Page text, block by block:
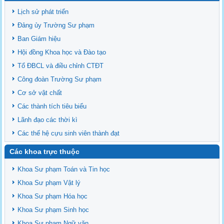
Lịch sử phát triển
Đảng ủy Trường Sư phạm
Ban Giám hiệu
Hội đồng Khoa học và Đào tạo
Tổ ĐBCL và điều chỉnh CTĐT
Công đoàn Trường Sư phạm
Cơ sở vật chất
Các thành tích tiêu biểu
Lãnh đạo các thời kì
Các thế hệ cựu sinh viên thành đạt
Các khoa trực thuộc
Khoa Sư phạm Toán và Tin học
Khoa Sư phạm Vật lý
Khoa Sư phạm Hóa học
Khoa Sư phạm Sinh học